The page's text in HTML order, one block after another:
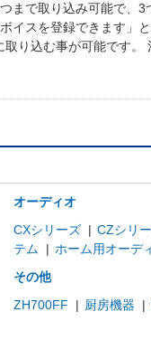
まで取り込み可能で、3
イスを登録できます」
り込む事が可能です。
オーディオ
CXシリーズ | CZシリ
テム
| ホーム用オーデ
その他
ZH700FF
| 厨房機器 |